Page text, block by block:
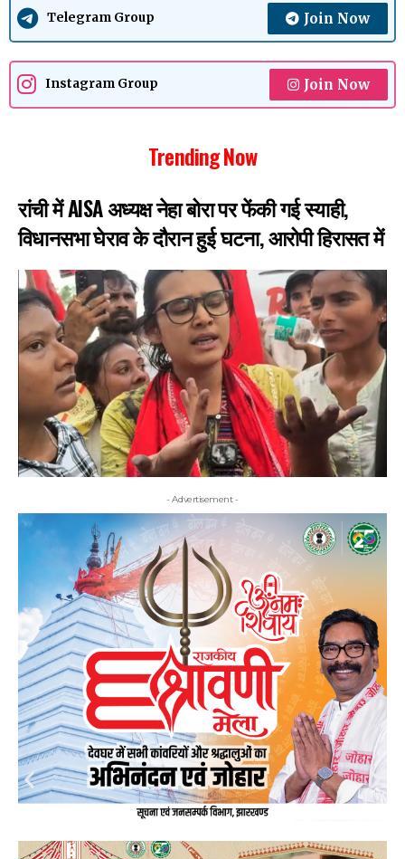
Telegram Group Join Now
Instagram Group Join Now
Trending Now
रांची में AISA अध्यक्ष नेहा बोरा पर फेंकी गई स्याही,
विधानसभा घेराव के दौरान हुई घटना, आरोपी हिरासत में
- Advertisement -